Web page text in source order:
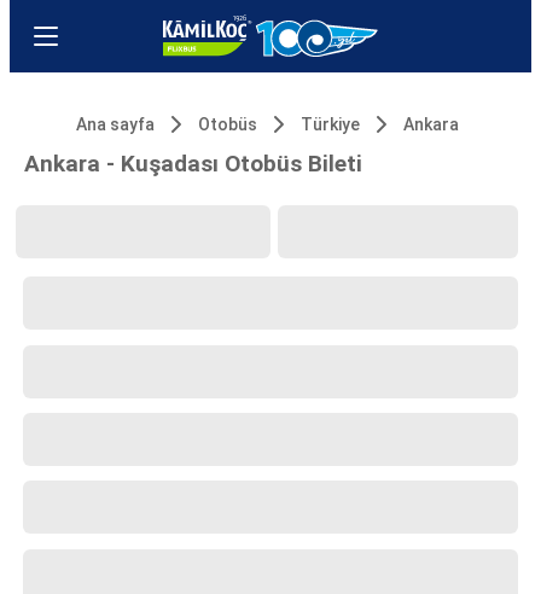
Ana sayfa Otobüs Türkiye Ankara
Ankara - Kuşadası Otobüs Bileti